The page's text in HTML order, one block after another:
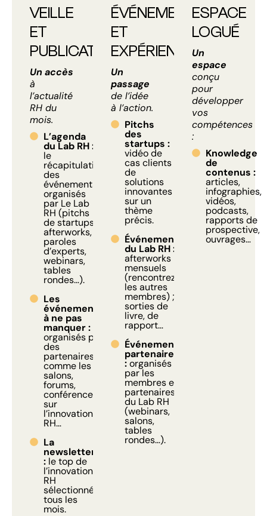
VEILLE
ET
PUBLICATIONS
Un accès
à
l’actualité
RH du
mois.
L’agenda
du Lab RH :
le
récapitulatif
des
événements
organisés
par Le Lab
RH (pitchs
de startups,
afterworks,
paroles
d’experts,
webinars,
tables
rondes…).
Les
événements
à ne pas
manquer :
organisés par
des
partenaires
comme les
salons,
forums,
conférences
sur
l’innovation
RH…
La
newsletter
: le top de
l’innovation
RH
sélectionné
tous les
mois.
ÉVÉNEMENTS
ET
EXPÉRIENCES
Un
passage
de l’idée
à l’action.
Pitchs
des
startups :
vidéo de
cas clients
de
solutions
innovantes
sur un
thème
précis.
Événements
du Lab RH :
afterworks
mensuels
(rencontrez
les autres
membres) ;
sorties de
livre, de
rapport…
Événements
partenaires
:organisés
par les
membres et
partenaires
du Lab RH
(webinars,
salons,
tables
rondes…).
ESPACE
LOGUÉ
Un
espace
conçu
pour
développer
vos
compétences
:
Knowledge
de
contenus :
articles,
infographies,
vidéos,
podcasts,
rapports de
prospective,
ouvrages…